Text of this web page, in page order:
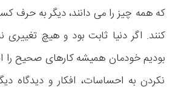
که همه چیز را می دانند، دیگر به حرف
کنند. اگر دنیا ثابت بود و هیچ
بودیم خودمان همیشه کارهای صحیح را
نکردن به احساسات، افکار و دیدگاه‌